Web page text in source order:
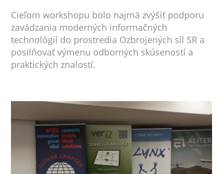
Cieľom workshopu bolo najmä zvýšiť podporu
zavádzania moderných informačných
technológií do prostredia Ozbrojených síl SR a
posilňovať výmenu odborných skúseností a
praktických znalostí.